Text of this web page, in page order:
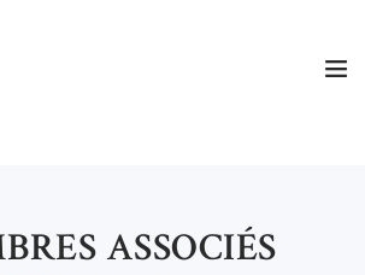
ASSOCIÉS